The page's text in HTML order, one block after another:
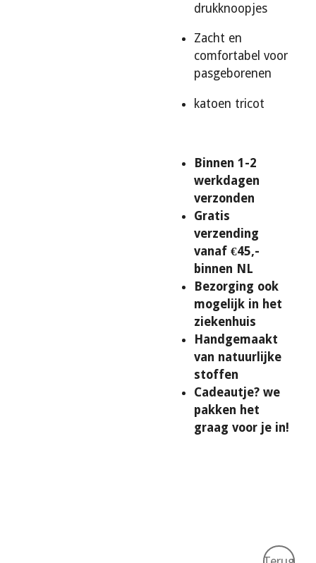
drukknoopjes
Zacht en
comfortabel voor
pasgeborenen
katoen tricot
Binnen 1-2
werkdagen
verzonden
Gratis
verzending
vanaf €45,-
binnen NL
Bezorging ook
mogelijk in het
ziekenhuis
Handgemaakt
van natuurlijke
stoffen
Cadeautje? we
pakken het
graag voor je in!